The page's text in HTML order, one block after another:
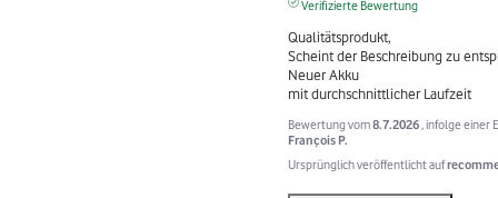
Verifizierte Bewertung
Qualitätsprodukt,
Scheint der Beschreibung zu
Neuer Akku
mit durchschnittlicher Laufzeit
Bewertung vom8.7.2026 , infolge einer
François P.
Ursprünglich veröffentlicht auf